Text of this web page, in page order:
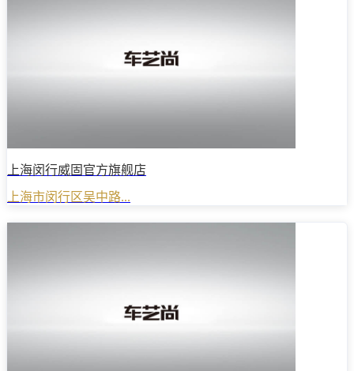
上海闵行威固官方旗舰店
上海市闵行区吴中路...